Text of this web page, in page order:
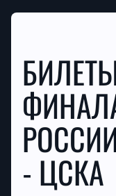
- ЦСКА